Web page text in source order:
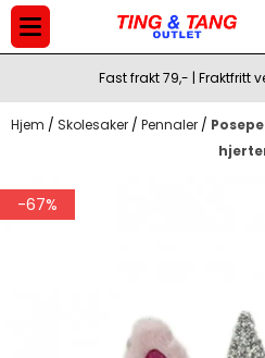
Hopp til innhold
Fast frakt 79,- | Fraktfritt
Hjem / Skolesaker / Pennaler /
-67%